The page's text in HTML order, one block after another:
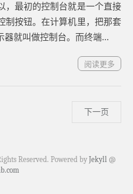
，最初的控制台就是一个直接
制按钮。在计算机里，把那套
器就叫做控制台。而终端...
阅读更多
下一页
Reserved. Powered by Jekyll @